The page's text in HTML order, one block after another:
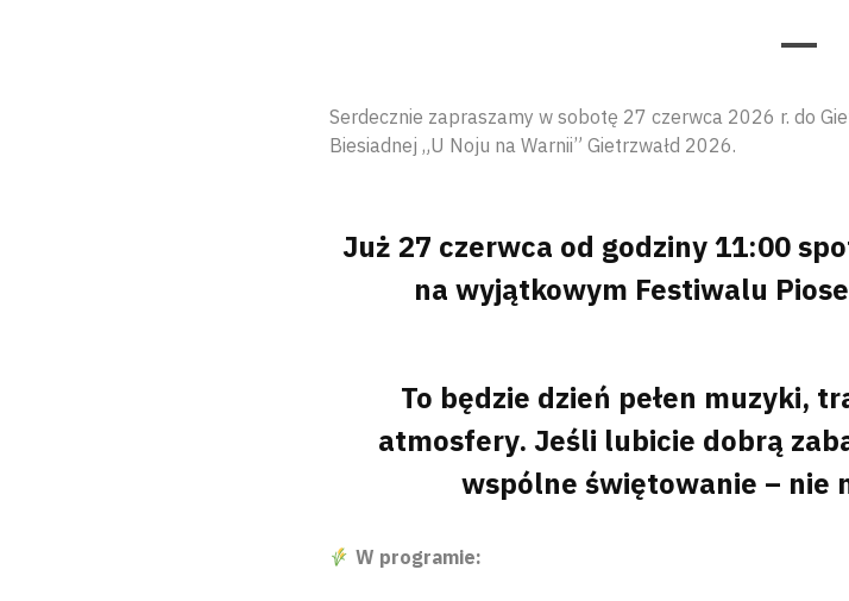
Serdecznie zapraszamy w sobotę 27 czerwca 2026 r. do
Biesiadnej „U Noju na Warnii” Gietrzwałd 2026.
Już 27 czerwca od godziny 11:00
na wyjątkowym Festiwalu
To będzie dzień pełen muzyki,
atmosfery. Jeśli lubicie dobrą
wspólne świętowanie – nie
W programie: